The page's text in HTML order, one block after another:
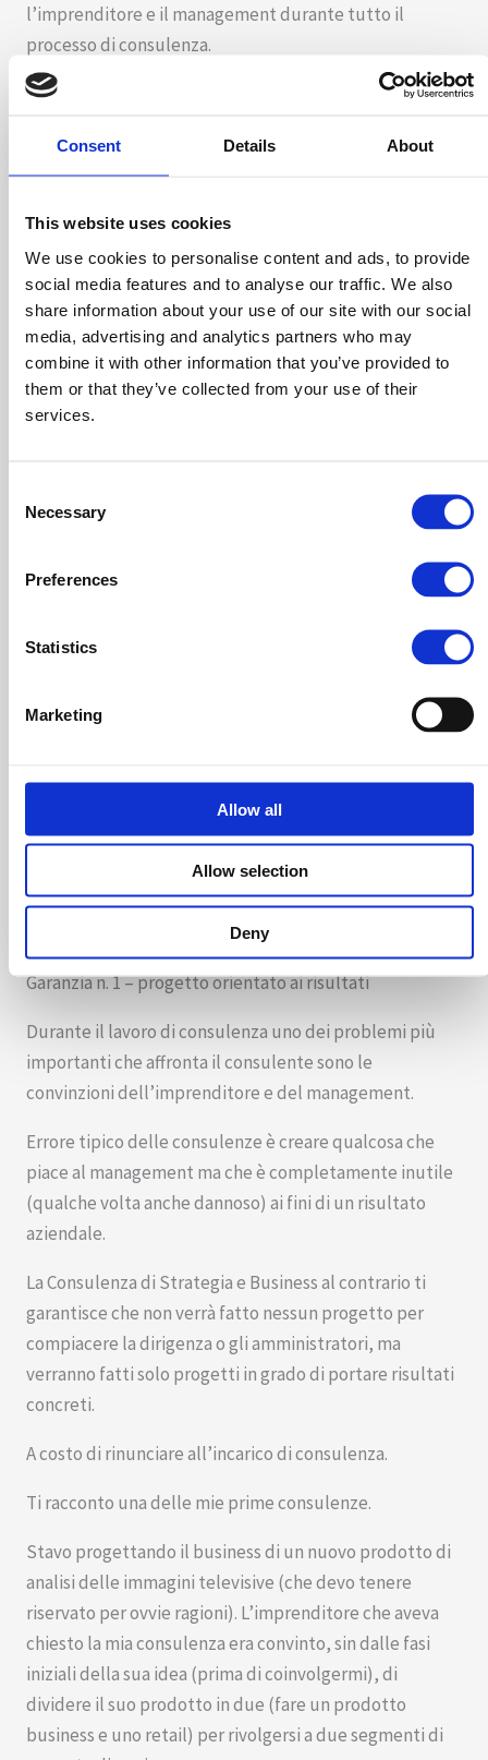
Consent Details About
This website uses cookies
We use cookies to personalise content and ads, to provide
social media features and to analyse our traffic. We also
share information about your use of our site with our social
media, advertising and analytics partners who may
combine it with other information that you’ve provided to
them or that they’ve collected from your use of their
services.
Selection
Necessary
Preferences
Statistics
Marketing
Allow all
Allow selection
Deny
l’imprenditore e il management durante tutto il
processo di consulenza.
La ragione della scelta è per raggiungere facilmente i
coinvolgere il management nell’analisi per
problemi operativi
coinvolgere il management nella definizione e
progettazione della strategia affinché il progetto
finale sia percepito come una naturale soluzione ad
obiettivi e problemi aziendali
creare un piano di esecuzione condiviso e
realizzabile sin dalle fasi iniziali del progetto
procedere con il piano operativo in autonomia,
mettere in condizioni il management di raggiungere
l’unica consulenza garantita)
Garanzia n. 1 – progetto orientato ai risultati
Durante il lavoro di consulenza uno dei problemi più
importanti che affronta il consulente sono le
convinzioni dell’imprenditore e del management.
Errore tipico delle consulenze è creare qualcosa che
piace al management ma che è completamente inutile
(qualche volta anche dannoso) ai fini di un risultato
aziendale.
La Consulenza di Strategia e Business al contrario ti
garantisce che non verrà fatto nessun progetto per
compiacere la dirigenza o gli amministratori, ma
verranno fatti solo progetti in grado di portare risultati
concreti.
A costo di rinunciare all’incarico di consulenza.
Ti racconto una delle mie prime consulenze.
Stavo progettando il business di un nuovo prodotto di
analisi delle immagini televisive (che devo tenere
riservato per ovvie ragioni). L’imprenditore che aveva
chiesto la mia consulenza era convinto, sin dalle fasi
iniziali della sua idea (prima di coinvolgermi), di
dividere il suo prodotto in due (fare un prodotto
business e uno retail) per rivolgersi a due segmenti di